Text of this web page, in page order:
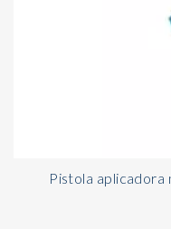
Pistola aplicadora